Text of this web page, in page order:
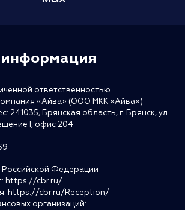
ответственностью
«Айва» (ООО МКК «Айва»)
241035, Брянская область, г. Брянск, ул.
I, офис 204
Федерации
https://cbr.ru/
https://cbr.ru/Reception/
организаций: